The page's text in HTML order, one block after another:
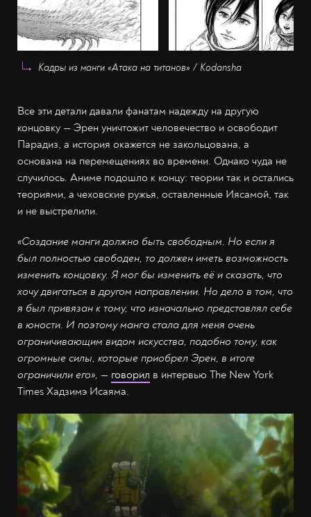
Кадры из манги «Атака на титанов» / Kodansha
Все эти детали давали фанатам надежду на другую
концовку — Эрен уничтожит человечество и освободит
Парадиз, а история окажется не закольцована, а
основана на перемещениях во времени. Однако чуда не
случилось. Аниме подошло к концу: теории так и остались
теориями, а чеховские ружья, оставленные Иясамой, так
и не выстрелили.
«Создание манги должно быть свободным. Но если я
был полностью свободен, то должен иметь возможность
изменить концовку. Я мог бы изменить её и сказать, что
хочу двигаться в другом направлении. Но дело в том, что
я был привязан к тому, что изначально представлял себе
в юности. И поэтому манга стала для меня очень
ограничивающим видом искусства, подобно тому, как
огромные силы, которые приобрел Эрен, в итоге
ограничили его», — говорил в интервью The New York
Times Хадзимэ Исаяма.